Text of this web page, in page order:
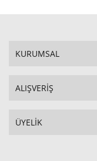
KURUMSAL
ALIŞVERİŞ
ÜYELİK